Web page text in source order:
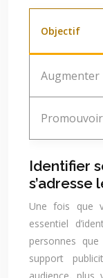
Objectif
Identifier
s’adresse
Une fois que
essentiel
personnes
support